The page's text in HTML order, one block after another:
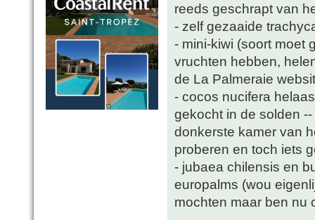
reeds geschrapt van
- zelf gezaaide
- mini-kiwi (soort moet
vruchten hebben,
de La Palmeraie
- cocos nucifera
gekocht in de solden
donkerste kamer van
proberen en toch iets
- jubaea chilensis en
europalms (wou
mochten maar ben nu